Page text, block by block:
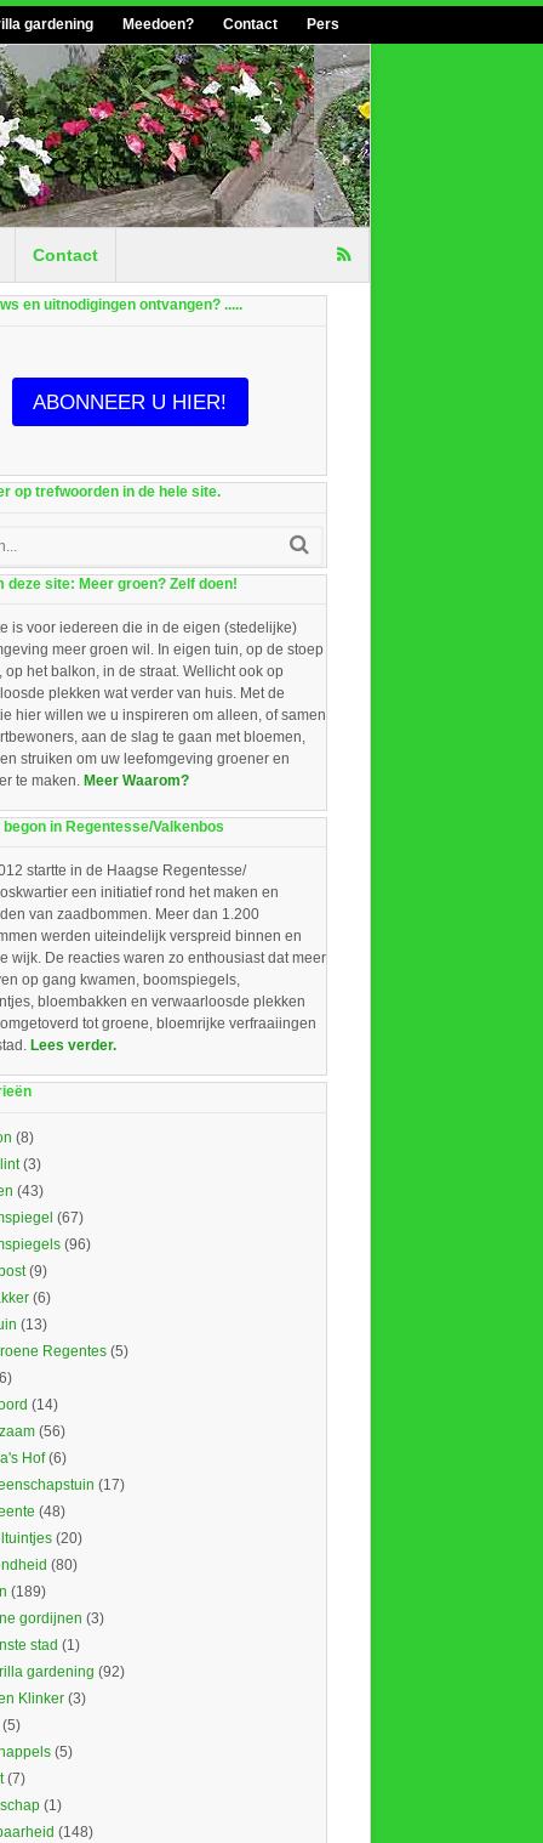
gardening Meedoen? Contact Pers
Contact
en uitnodigingen ontvangen? .....
ABONNEER U HIER!
op trefwoorden in de hele site.
deze site: Meer groen? Zelf doen!
is voor iedereen die in de eigen (stedelijke)
meer groen wil. In eigen tuin, op de stoep
op het balkon, in de straat. Wellicht ook op
plekken wat verder van huis. Met de
hier willen we u inspireren om alleen, of samen
aan de slag te gaan met bloemen,
struiken om uw leefomgeving groener en
te maken. Meer Waarom?
begon in Regentesse/Valkenbos
startte in de Haagse Regentesse/
een initiatief rond het maken en
van zaadbommen. Meer dan 1.200
werden uiteindelijk verspreid binnen en
wijk. De reacties waren zo enthousiast dat meer
op gang kwamen, boomspiegels,
bloembakken en verwaarloosde plekken
tot groene, bloemrijke verfraaiingen
Lees verder.
(8)
(3)
(43)
(67)
(96)
(9)
(6)
(13)
Regentes(5)
(14)
(56)
Hof(6)
(17)
(48)
(20)
(80)
(189)
gordijnen (3)
stad (1)
gardening (92)
Klinker(3)
(5)
(7)
(1)
(148)